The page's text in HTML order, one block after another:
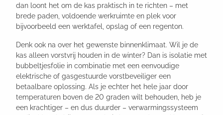
dan loont het om de kas praktisch in te richten – met
brede paden, voldoende werkruimte en plek voor
bijvoorbeeld een werktafel, opslag of een regenton.
Denk ook na over het gewenste binnenklimaat. Wil je de
kas alleen vorstvrij houden in de winter? Dan is isolatie met
bubbeltjesfolie in combinatie met een eenvoudige
elektrische of gasgestuurde vorstbeveiliger een
betaalbare oplossing. Als je echter het hele jaar door
temperaturen boven de 20 graden wilt behouden, heb je
een krachtiger – en dus duurder – verwarmingssysteem